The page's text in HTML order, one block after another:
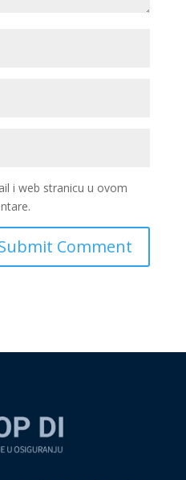
i web stranicu u ovom